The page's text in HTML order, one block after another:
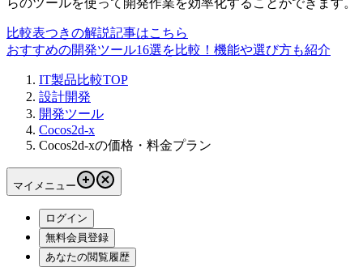
比較表つきの解説記事はこちら
おすすめの開発ツール16選を比較！機能や選び方も紹介
IT製品比較TOP
設計開発
開発ツール
Cocos2d-x
Cocos2d-xの価格・料金プラン
マイメニュー
ログイン
無料会員登録
あなたの閲覧履歴